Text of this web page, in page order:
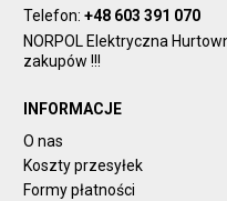
Telefon:+48 603 391 070
NORPOL Elektryczna
zakupów !!!
INFORMACJE
O nas
Koszty przesyłek
Formy płatności